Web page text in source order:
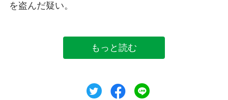
を盗んだ疑い。
もっと読む
ツイートシェア